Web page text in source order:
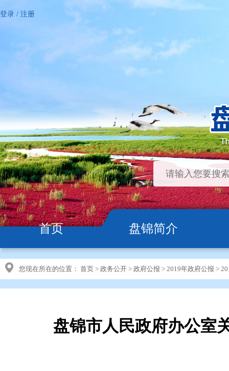
登录 / 注册
首页 盘锦简介
您现在所在的位置： 首页 > 政务公开 > 政府公报 > 2019年政府公报 >
盘锦市人民政府办公室